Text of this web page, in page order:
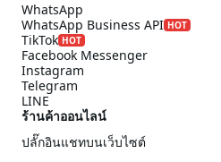
WhatsApp
WhatsApp Business API HOT
TikTok HOT
Facebook Messenger
Instagram
Telegram
LINE
ร้านค้าออนไลน์
ปลั๊กอินแชทบนเว็บไซต์